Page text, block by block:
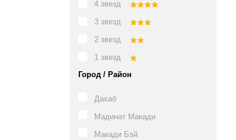
4 звезд
3 звезд
2 звезд
1 звезд
Город / Район
Дахаб
Мадинат Макади
Макади Бэй